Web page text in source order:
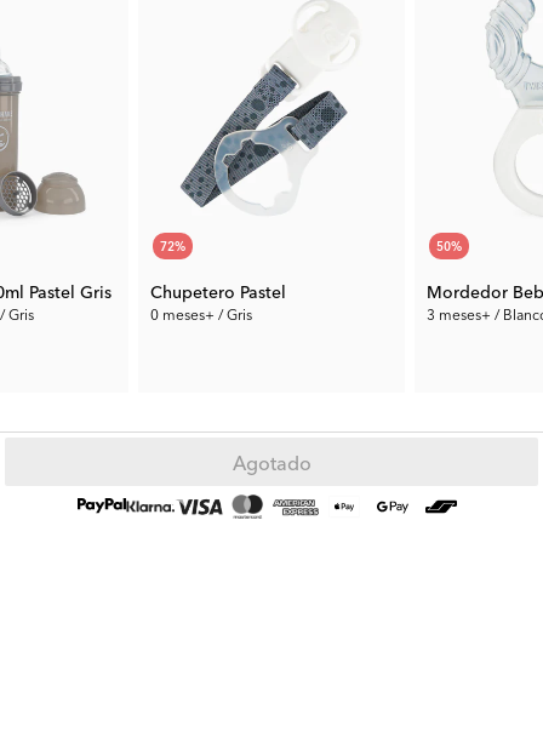
Pastel Gris
Gris
72%
Chupetero Pastel
0 meses+ / Gris
Precio ant.: 6.99 €
50%
3 meses+ /
Precio ant.: 8.99
Agotado